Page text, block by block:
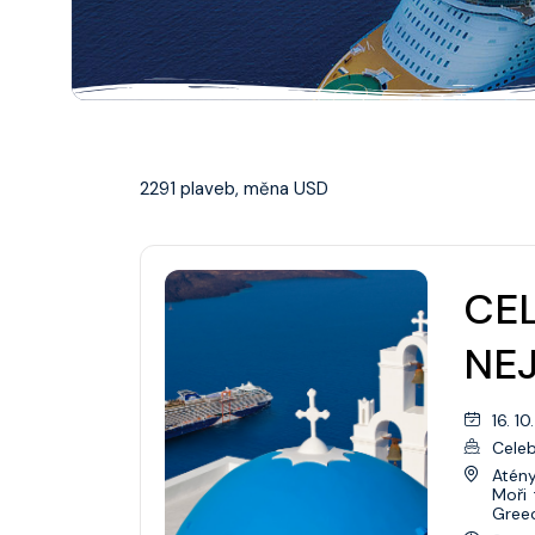
Aljaška
Asie
Galapágy
2291 plaveb, měna USD
16.
Moři